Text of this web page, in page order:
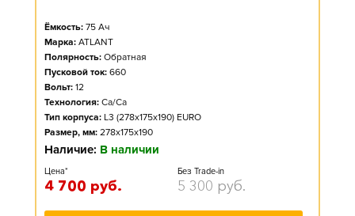
Ёмкость: 75 Ач
Марка: ATLANT
Полярность: Обратная
Пусковой ток: 660
Вольт: 12
Технология: Ca/Ca
Тип корпуса: L3 (278x175x190) EURO
Размер, мм: 278x175x190
Наличие: В наличии
Цена*
4 700 руб.
Без Trade-in
5 300 руб.